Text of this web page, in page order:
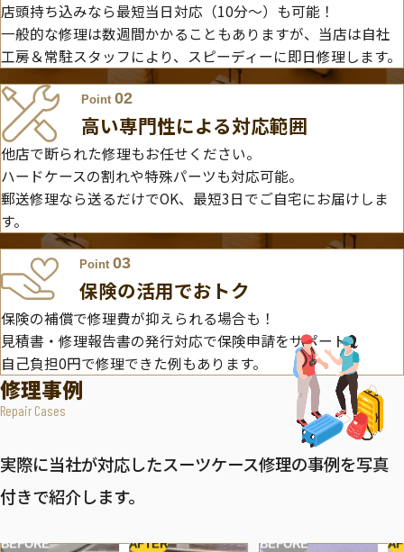
店頭持ち込みなら最短当日対応（10分～）も可能！
一般的な修理は数週間かかることもありますが、当店は自社
工房＆常駐スタッフにより、スピーディーに即日修理します。
Point02
高い専門性による対応範囲
他店で断られた修理もお任せください。
ハードケースの割れや特殊パーツも対応可能。
郵送修理なら送るだけでOK、最短3日でご自宅にお届けしま
す。
Point 03
保険の活用でおトク
保険の補償で修理費が抑えられる場合も！
見積書・修理報告書の発行対応で保険申請をサポート。
自己負担0円で修理できた例もあります。
修理事例
Repair Cases
実際に当社が対応したスーツケース修理の事例を写真
付きで紹介します。
BEFORE AFTER BEFORE